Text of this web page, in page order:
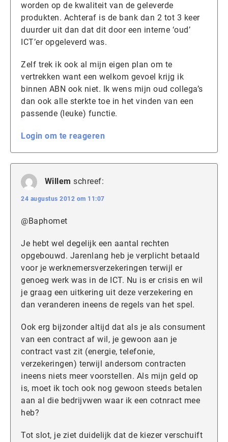
worden op de kwaliteit van de geleverde
produkten. Achteraf is de bank dan 2 tot 3 keer
duurder uit dan dat dit door een interne ‘oud’
ICT’er opgeleverd was.
Zelf trek ik ook al mijn eigen plan om te
vertrekken want een welkom gevoel krijg ik
binnen ABN ook niet. Ik wens mijn oud collega’s
dan ook alle sterkte toe in het vinden van een
passende (leuke) functie.
Login om te reageren
Willem schreef:
24 augustus 2012 om 11:07
@Baphomet
Je hebt wel degelijk een aantal rechten
opgebouwd. Jarenlang heb je verplicht betaald
voor je werknemersverzekeringen terwijl er
genoeg werk was in de ICT. Nu is er crisis en wil
je graag een uitkering uit deze verzekering en
dan veranderen ineens de regels van het spel.
Ook erg bijzonder altijd dat als je als consument
van een contract af wil, je gewoon aan je
contract vast zit (energie, telefonie,
verzekeringen) terwijl andersom contracten
ineens niets meer voorstellen. Als mijn geld op
is, moet ik toch ook nog gewoon steeds betalen
aan al die bedrijvwen waar ik een cotnract mee
heb?
Tot slot, je ziet duidelijk dat de kiezer verschuift